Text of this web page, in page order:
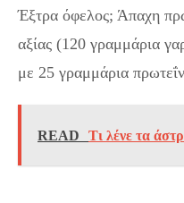
Έξτρα όφελος; Άπαχη
αξίας (120 γραμμάρια
με 25 γραμμάρια
READ Τι λένε τα